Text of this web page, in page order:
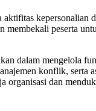
peserta
dalam mengelola
konflik, serta
dan